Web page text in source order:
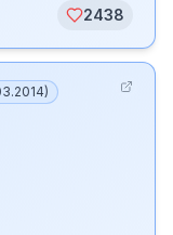
2438
)